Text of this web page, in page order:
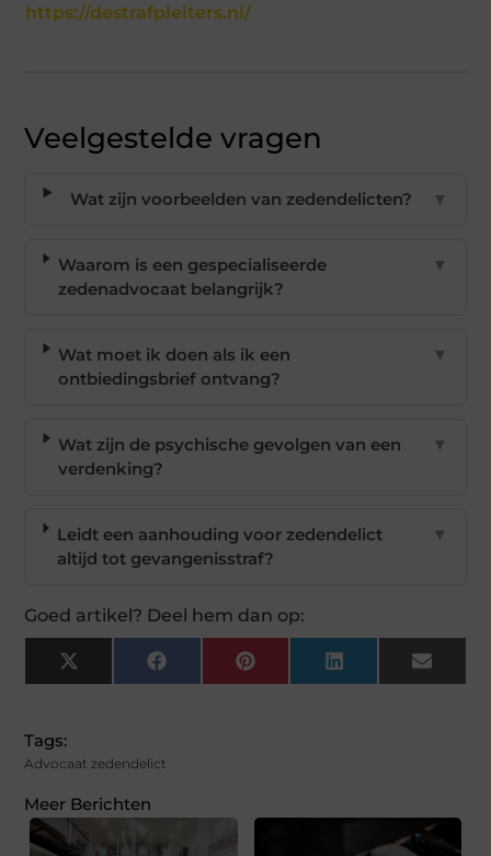
https://destrafpleiters.nl/
Veelgestelde vragen
Wat zijn voorbeelden van zedendelicten? ▼
Waarom is een gespecialiseerde
zedenadvocaat belangrijk?
▼
Wat moet ik doen als ik een
ontbiedingsbrief ontvang?
▼
Wat zijn de psychische gevolgen van een
verdenking?
▼
Leidt een aanhouding voor zedendelict
altijd tot gevangenisstraf?
▼
Goed artikel? Deel hem dan op:
X
(Twitter)
FacebookPinterest LinkedIn Email
Tags:
Advocaat zedendelict
Meer Berichten